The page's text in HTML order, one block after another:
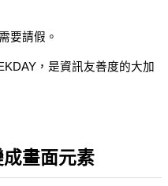
要請假。
，是資訊友善度的大加
畫面元素